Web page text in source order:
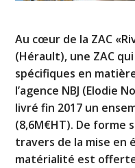
Au cœur de la ZAC
(Hérault), une ZAC
spécifiques en
l’agence NBJ (Elodie
livré fin 2017 un
(8,6M€HT). De forme
travers de la mise en
matérialité est offerte